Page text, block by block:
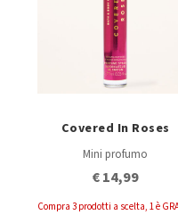
Covered In Roses
Mini profumo
€ 14,99
Compra 3 prodotti a scelta, 1 è